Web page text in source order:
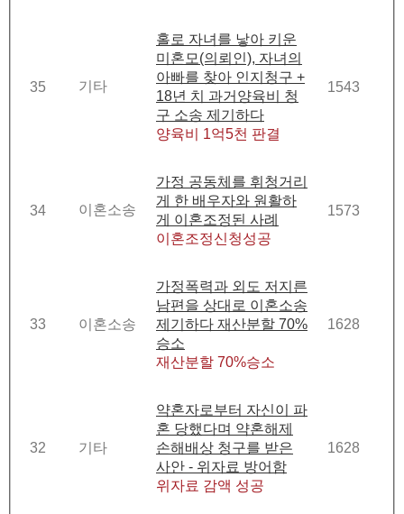
35 기타
홀로 자녀를 낳아 키운
미혼모(의뢰인), 자녀의
아빠를 찾아 인지청구 +
18년 치 과거양육비 청
구 소송 제기하다
양육비 1억5천 판결
1543
34 이혼소송
가정 공동체를 휘청거리
게 한 배우자와 원활하
게 이혼조정된 사례
이혼조정신청성공
1573
33 이혼소송
가정폭력과 외도 저지른
남편을 상대로 이혼소송
제기하다 재산분할 70%
승소
재산분할 70%승소
1628
32 기타
약혼자로부터 자신이 파
혼 당했다며 약혼해제
손해배상 청구를 받은
사안 - 위자료 방어함
위자료 감액 성공
1628